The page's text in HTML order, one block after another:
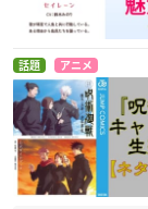
話題 アニメ